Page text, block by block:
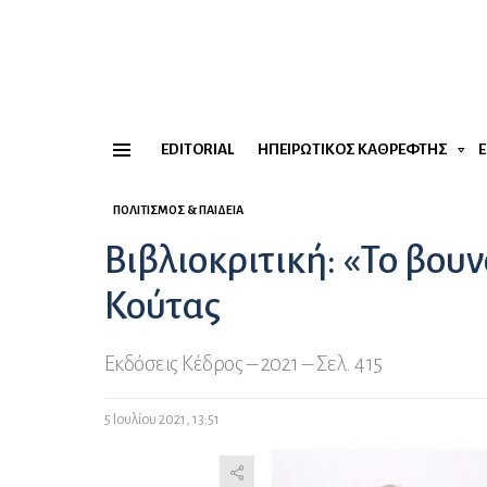
EDITORIAL ΗΠΕΙΡΏΤΙΚΟΣ ΚΑΘΡΈΦΤΗΣ
ΠΟΛΙΤΙΣΜΌΣ & ΠΑΙΔΕΊΑ
Βιβλιοκριτική: «Το
Κούτας
Εκδόσεις Κέδρος – 2021 – Σελ. 415
5 Ιουλίου 2021, 13:51